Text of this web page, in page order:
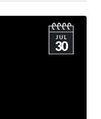
JUL
30